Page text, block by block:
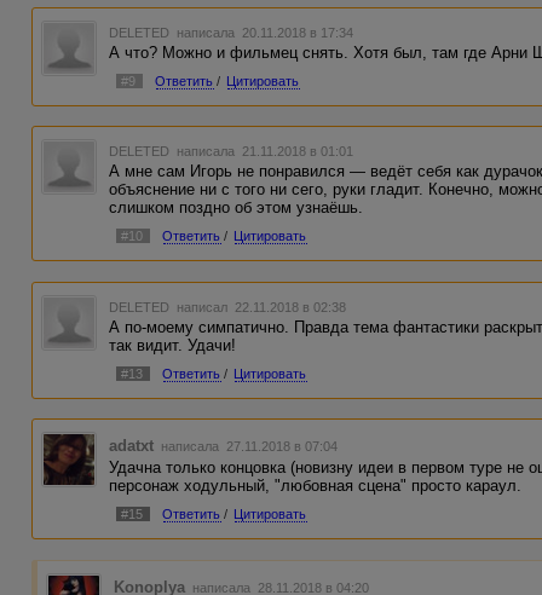
DELETED написала 20.11.2018 в 17:34
А что? Можно и фильмец снять. Хотя был, там где Арни
#9 Ответить / Цитировать
DELETED написала 21.11.2018 в 01:01
А мне сам Игорь не понравился — ведёт себя как
объяснение ни с того ни сего, руки гладит. Конечно,
слишком поздно об этом узнаёшь.
#10 Ответить / Цитировать
DELETED написал 22.11.2018 в 02:38
А по-моему симпатично. Правда тема фантастики
так видит. Удачи!
#13 Ответить / Цитировать
adatxt написала 27.11.2018 в 07:04
Удачна только концовка (новизну идеи в первом туре не
персонаж ходульный, "любовная сцена" просто караул.
#15 Ответить / Цитировать
Konoplya написала 28.11.2018 в 04:20